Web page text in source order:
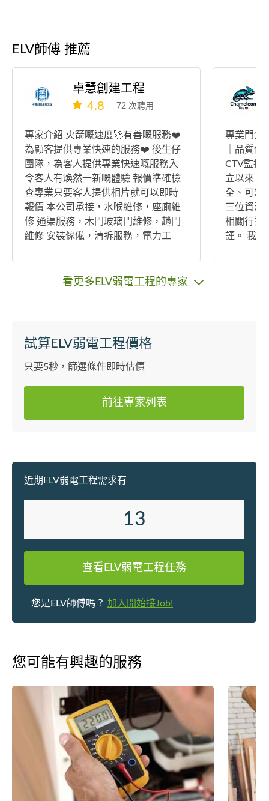
ELV師傅 推薦
卓慧創建工程
4.8
72 次聘用
專家介紹 火箭嘅速度🚀有善嘅服務❤️
為顧客提供專業快速的服務❤️ 後生仔
團隊，為客人提供專業快速嘅服務入
令客人有煥然一新嘅體驗 報價準確檢
查專業只要客人提供相片就可以即時
報價 本公司承接，水喉維修，座廁維
修 通渠服務，木門玻璃門維修，趟門
維修 安裝傢俬，清拆服務，電力工
牆工程等等 希望我哋公司可以為你地
提供最專業嘅服務解決所有問題謝謝
專業門禁
｜品質保證 我們是專業的門禁
CTV監控
立以來，
全、可靠
三位資深
相關行業
謹。 我們堅持以優質的工程品質為核
試，每一
看更多ELV弱電工程的專家
試算ELV弱電工程價格
只要5秒，篩選條件即時估價
前往專家列表
近期ELV弱電工程需求有
13
查看ELV弱電工程任務
您是ELV師傅嗎？ 加入開始接Job!
您可能有興趣的服務